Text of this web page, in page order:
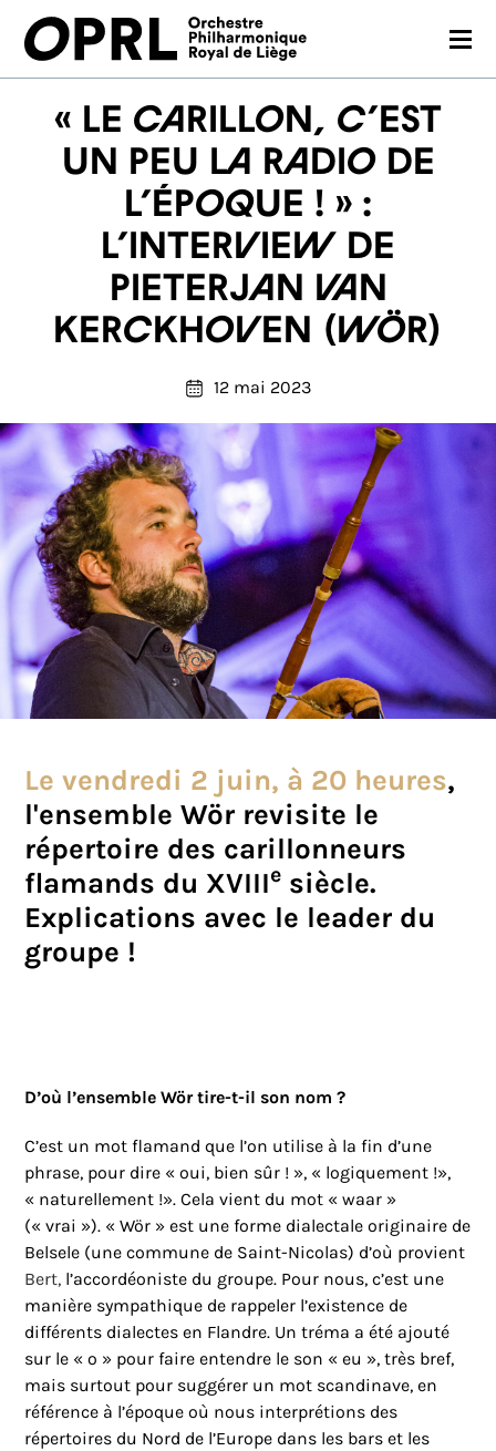
CONCERTS
SAISON 26-27
JEUNES PUBLICS
EN PRATIQUE
NOUS SOUTENIR
FR
« Le carillon, c’est
un peu la radio de
l’époque ! » :
l’interview de
Pieterjan Van
Kerckhoven (Wör)
12 mai 2023
Le vendredi 2 juin, à 20 heures,
l'ensemble Wör revisite le
répertoire des carillonneurs
flamands du XVIIIe siècle.
Explications avec le leader du
groupe !
D’où l’ensemble Wör tire-t-il son nom ?
C’est un mot flamand que l’on utilise à la fin d’une
phrase, pour dire « oui, bien sûr ! », « logiquement !»,
« naturellement !». Cela vient du mot « waar »
(« vrai »). « Wör » est une forme dialectale originaire de
Belsele (une commune de Saint-Nicolas) d’où provient
Bert, l’accordéoniste du groupe. Pour nous, c’est une
manière sympathique de rappeler l’existence de
différents dialectes en Flandre. Un tréma a été ajouté
sur le « o » pour faire entendre le son « eu », très bref,
mais surtout pour suggérer un mot scandinave, en
référence à l’époque où nous interprétions des
répertoires du Nord de l’Europe dans les bars et les